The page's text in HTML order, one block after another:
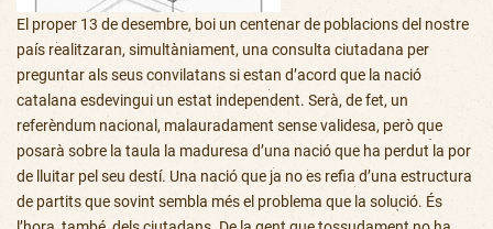
El proper 13 de desembre, boi un centenar de poblacions del nostre
país realitzaran, simultàniament, una consulta ciutadana per
preguntar als seus convilatans si estan d’acord que la nació
catalana esdevingui un estat independent. Serà, de fet, un
referèndum nacional, malauradament sense validesa, però que
posarà sobre la taula la maduresa d’una nació que ha perdut la por
de lluitar pel seu destí. Una nació que ja no es refia d’una estructura
de partits que sovint sembla més el problema que la solució. És